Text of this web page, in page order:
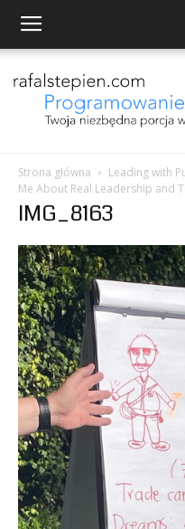
Strona główna
Leading with
Me About Real Leadership and
IMG_8163